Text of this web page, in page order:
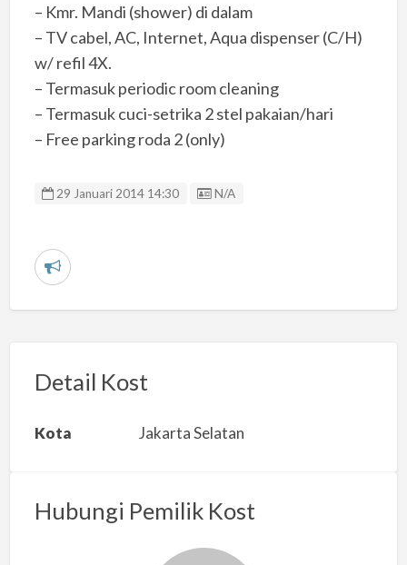
– Kmr. Mandi (shower) di dalam
– TV cabel, AC, Internet, Aqua dispenser (C/H)
w/ refil 4X.
– Termasuk periodic room cleaning
– Termasuk cuci-setrika 2 stel pakaian/hari
– Free parking roda 2 (only)
29 Januari 2014 14:30 Listing ID
N/A
L
r
a
s
Detail Kost
Kota Jakarta Selatan
Hubungi Pemilik Kost